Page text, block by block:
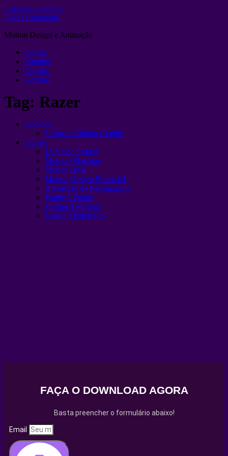
Ir para o conteúdo
Layer Lemonade
Motion Design e Animação
Cursos
Youtube
Collabs
Contato
Tag: Razer
Combos
Ultimate Motion Combo
Cursos
IA Video Expert
Motion+Machine
Motion Boss
Motion Design Essencial
Animação de Personagens
Frame a Frame
Design 4 Motion
Liquid Motion Pro
FAÇA O DOWNLOAD AGORA
Basta preencher o formulário abaixo!
Email